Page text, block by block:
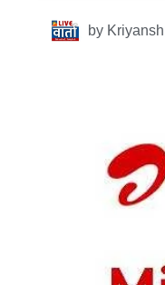
by Kriyansh